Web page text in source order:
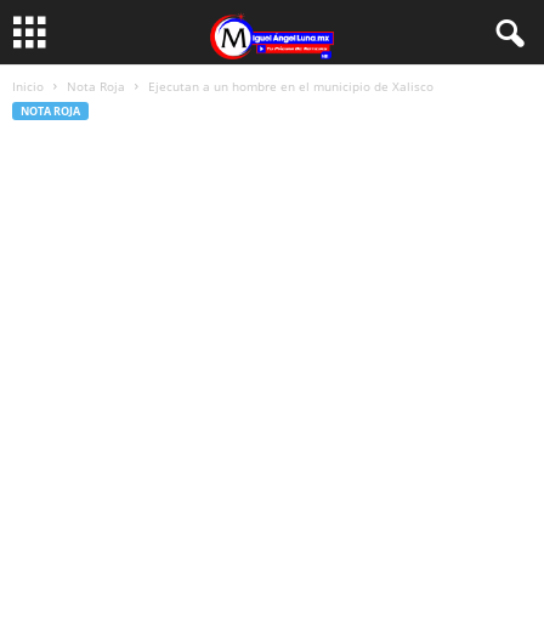
Inicio Nota Roja Ejecutan a un hombre en el municipio de Xalisco
NOTA ROJA